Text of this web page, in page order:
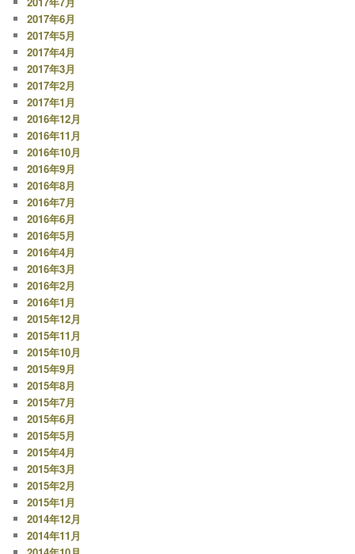
2017年6月
2017年5月
2017年4月
2017年3月
2017年2月
2017年1月
2016年12月
2016年11月
2016年10月
2016年9月
2016年8月
2016年7月
2016年6月
2016年5月
2016年4月
2016年3月
2016年2月
2016年1月
2015年12月
2015年11月
2015年10月
2015年9月
2015年8月
2015年7月
2015年6月
2015年5月
2015年4月
2015年3月
2015年2月
2015年1月
2014年12月
2014年11月